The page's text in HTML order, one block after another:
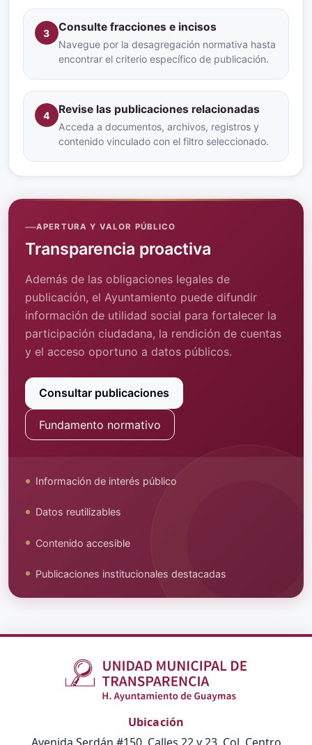
3 Consulte fracciones e incisos
Navegue por la desagregación normativa hasta
encontrar el criterio específico de publicación.
4 Revise las publicaciones relacionadas
Acceda a documentos, archivos, registros y
contenido vinculado con el filtro seleccionado.
APERTURA Y VALOR PÚBLICO
Transparencia proactiva
Además de las obligaciones legales de
publicación, el Ayuntamiento puede difundir
información de utilidad social para fortalecer la
participación ciudadana, la rendición de cuentas
y el acceso oportuno a datos públicos.
Consultar publicaciones
Fundamento normativo
Información de interés público
Datos reutilizables
Contenido accesible
Publicaciones institucionales destacadas
Ubicación